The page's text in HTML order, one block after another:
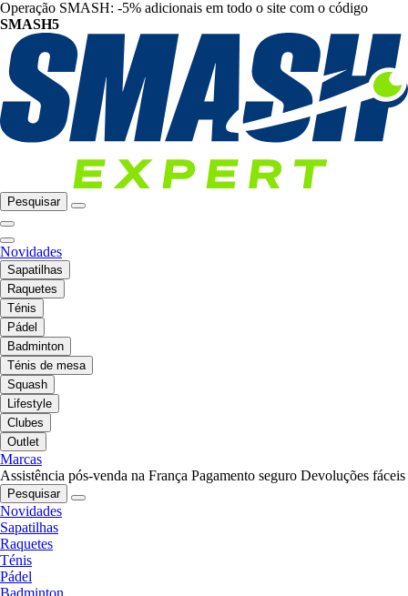
Operação SMASH: -5% adicionais em todo o site com o código
SMASH5
Pesquisar
Novidades
Sapatilhas
Raquetes
Ténis
Pádel
Badminton
Ténis de mesa
Squash
Lifestyle
Clubes
Outlet
Marcas
Assistência pós-venda na França Pagamento seguro Devoluções fáceis
Pesquisar
Novidades
Sapatilhas
Raquetes
Ténis
Pádel